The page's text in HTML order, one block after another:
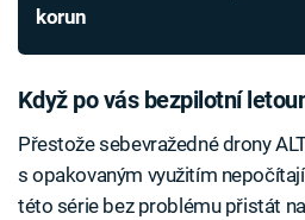
korun
Když po vás bezpilotní
Přestože sebevražedné drony
s opakovaným využitím
této série bez problému přistát